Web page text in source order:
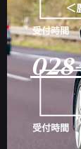
＜
​受付時間
​受付時間